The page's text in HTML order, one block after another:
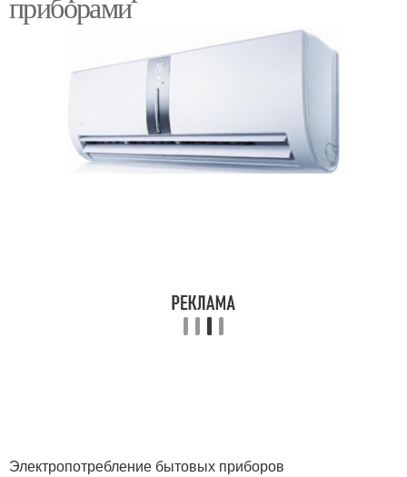
Электропотребление бытовых приборов